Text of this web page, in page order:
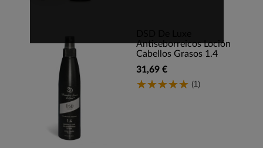
Antiseborreicos Loción
Cabellos Grasos 1.4
31,69 €
(1)